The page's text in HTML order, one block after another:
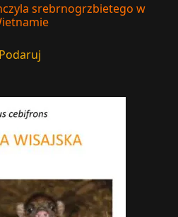
srebrnogrzbietego w
Podaruj